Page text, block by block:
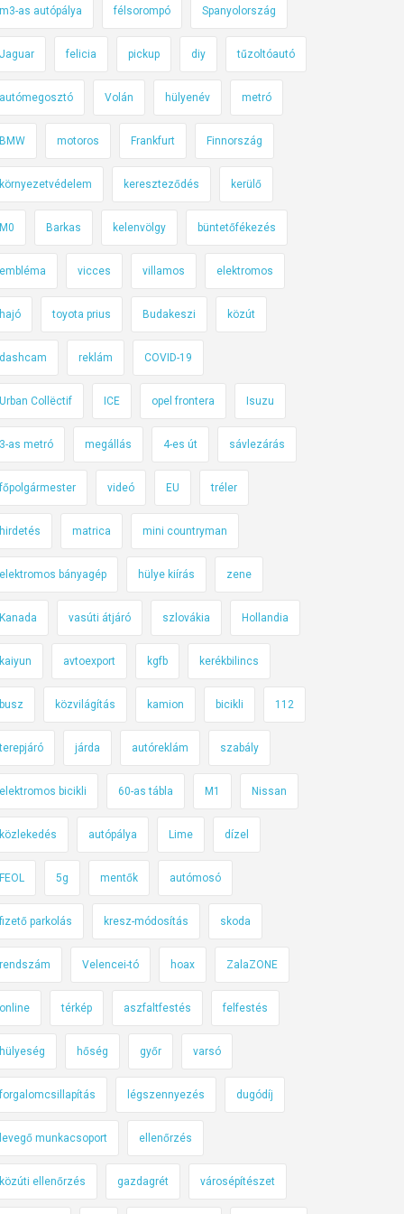
m3-as autópálya félsorompó Spanyolország
Jaguar felicia pickup diy tűzoltóautó
autómegosztó Volán hülyenév metró
BMW motoros Frankfurt Finnország
környezetvédelem kereszteződés kerülő
M0 Barkas kelenvölgy büntetőfékezés
embléma vicces villamos elektromos
hajó toyota prius Budakeszi közút
dashcam reklám COVID-19
Urban Collëctif ICE opel frontera Isuzu
3-as metró megállás 4-es út sávlezárás
főpolgármester videó EU tréler
hirdetés matrica mini countryman
elektromos bányagép hülye kiírás zene
Kanada vasúti átjáró szlovákia Hollandia
kaiyun avtoexport kgfb kerékbilincs
busz közvilágítás kamion bicikli 112
terepjáró járda autóreklám szabály
elektromos bicikli 60-as tábla M1 Nissan
közlekedés autópálya Lime dízel
FEOL 5g mentők autómosó
fizető parkolás kresz-módosítás skoda
rendszám Velencei-tó hoax ZalaZONE
online térkép aszfaltfestés felfestés
hülyeség hőség győr varsó
forgalomcsillapítás légszennyezés dugódíj
levegő munkacsoport ellenőrzés
közúti ellenőrzés gazdagrét városépítészet